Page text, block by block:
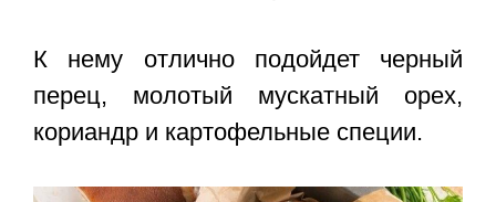
К нему отлично подойдет черный
перец, молотый мускатный орех,
кориандр и картофельные специи.